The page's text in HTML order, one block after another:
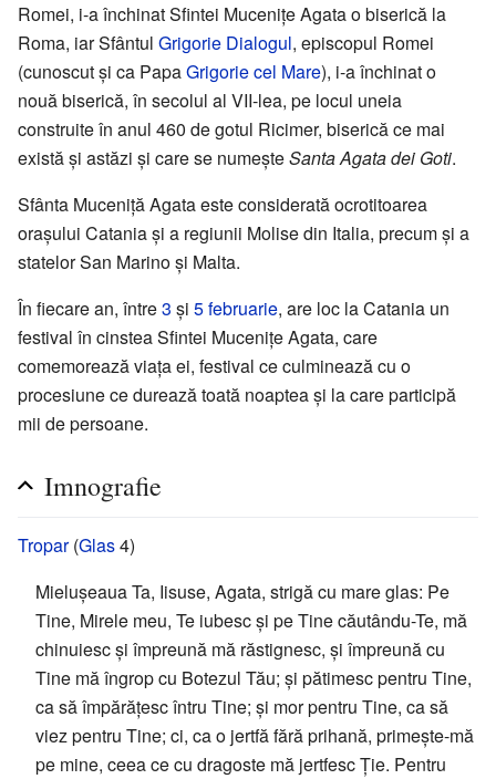
Romei, i-a închinat Sfintei Mucenițe Agata o biserică la
Roma, iar Sfântul Grigorie Dialogul, episcopul Romei
(cunoscut și ca PapaGrigorie cel Mare), i-a închinat o
nouă biserică, în secolul al VII-lea, pe locul uneia
construite în anul 460 de gotul Ricimer, biserică ce mai
există și astăzi și care se numeșteSanta Agata dei Goti.
Sfânta Muceniță Agata este considerată ocrotitoarea
orașului Catania și a regiunii Molise din Italia, precum și a
statelor San Marino și Malta.
În fiecare an, între3 și 5 februarie, are loc la Catania un
festival în cinstea Sfintei Mucenițe Agata, care
comemorează viața ei, festival ce culminează cu o
procesiune ce durează toată noaptea și la care participă
mii de persoane.
Imnografie
Tropar(Glas4)
Mielușeaua Ta, Iisuse, Agata, strigă cu mare glas: Pe
Tine, Mirele meu, Te iubesc și pe Tine căutându-Te, mă
chinuiesc și împreună mă răstignesc, și împreună cu
Tine mă îngrop cu Botezul Tău; și pătimesc pentru Tine,
ca să împărățesc întru Tine; și mor pentru Tine, ca să
viez pentru Tine; ci, ca o jertfă fără prihană, primește-mă
pe mine, ceea ce cu dragoste mă jertfesc Ţie. Pentru